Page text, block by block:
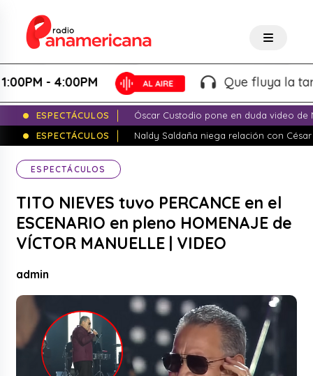
- 4:00PM Que fluya la tarde!
ESPECTÁCULOS
Óscar Custodio pone en duda video de
ESPECTÁCULOS
Naldy Saldaña niega relación con
ESPECTÁCULOS
TITO NIEVES tuvo PERCANCE en el
ESCENARIO en pleno HOMENAJE de
VÍCTOR MANUELLE | VIDEO
admin